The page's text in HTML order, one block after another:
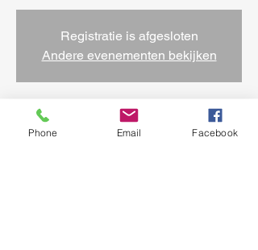
Registratie is afgesloten
Andere evenementen bekijken
Heure et lieu
Phone Email Facebook